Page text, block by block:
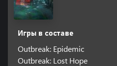
Игры в составе
Outbreak: Epidemic
Outbreak: Lost Hope